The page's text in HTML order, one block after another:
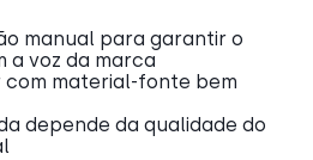
manual para garantir o
a voz da marca
com material-fonte bem
depende da qualidade do